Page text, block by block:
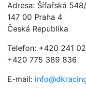
Adresa: Šífařská
147 00 Praha 4
Česká Republika
Telefon: +420 241
+420 775 389 836
E-mail: